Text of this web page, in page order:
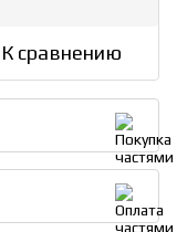
К сравнению